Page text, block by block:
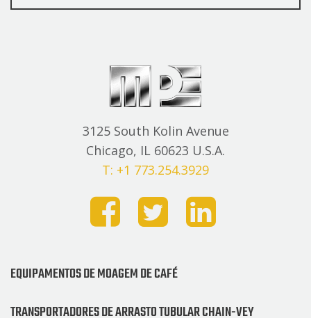
3125 South Kolin Avenue
Chicago, IL 60623 U.S.A.
T: +1 773.254.3929
EQUIPAMENTOS DE MOAGEM DE CAFÉ
TRANSPORTADORES DE ARRASTO TUBULAR CHAIN-VEY